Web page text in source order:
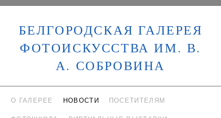
БЕЛГОРОДСКАЯ ГАЛЕРЕЯ
ФОТОИСКУССТВА ИМ. В.
А. СОБРОВИНА
О ГАЛЕРЕЕ НОВОСТИ ПОСЕТИТЕЛЯМ